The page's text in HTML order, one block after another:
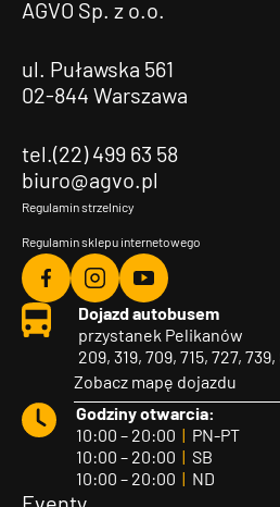
AGVO Sp. z o.o.
ul. Puławska 561
02-844 Warszawa
tel.(22) 499 63 58
biuro@agvo.pl
Regulamin strzelnicy
Regulamin sklepu internetowego
Agvo
Facebook
Agvo
Instagram
Agvo
YouTube
Dojazd autobusem
przystanek Pelikanów
209, 319, 709, 715, 727,
Zobacz mapę dojazdu
Godziny otwarcia:
10:00 – 20:00 | PN-PT
10:00 – 20:00 | SB
10:00 – 20:00 | ND